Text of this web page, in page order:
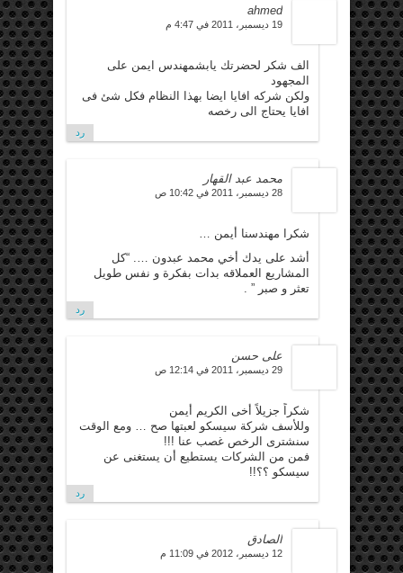
ahmed
19 ديسمبر، 2011 في 4:47 م
الف شكر لحضرتك يابشمهندس ايمن على
المجهود
ولكن شركه افايا ايضا بهذا النظام فكل شئ فى
افايا يحتاج الى رخصه
رد
محمد عبد القهار
28 ديسمبر، 2011 في 10:42 ص
شكرا مهندسنا أيمن …
أشد على يدك أخي محمد عبدون …. “كل
المشاريع العملاقه بدات بفكرة و نفس طويل
تعثر و صبر ” .
رد
على حسن
29 ديسمبر، 2011 في 12:14 ص
شكراً جزيلاً أخى الكريم أيمن
وللأسف شركة سيسكو لعبتها صح … ومع الوقت
سنشترى الرخص غصب عنا !!!
فمن من الشركات يستطيع أن يستغنى عن
سيسكو ؟؟!!
رد
الصادق
12 ديسمبر، 2012 في 11:09 م